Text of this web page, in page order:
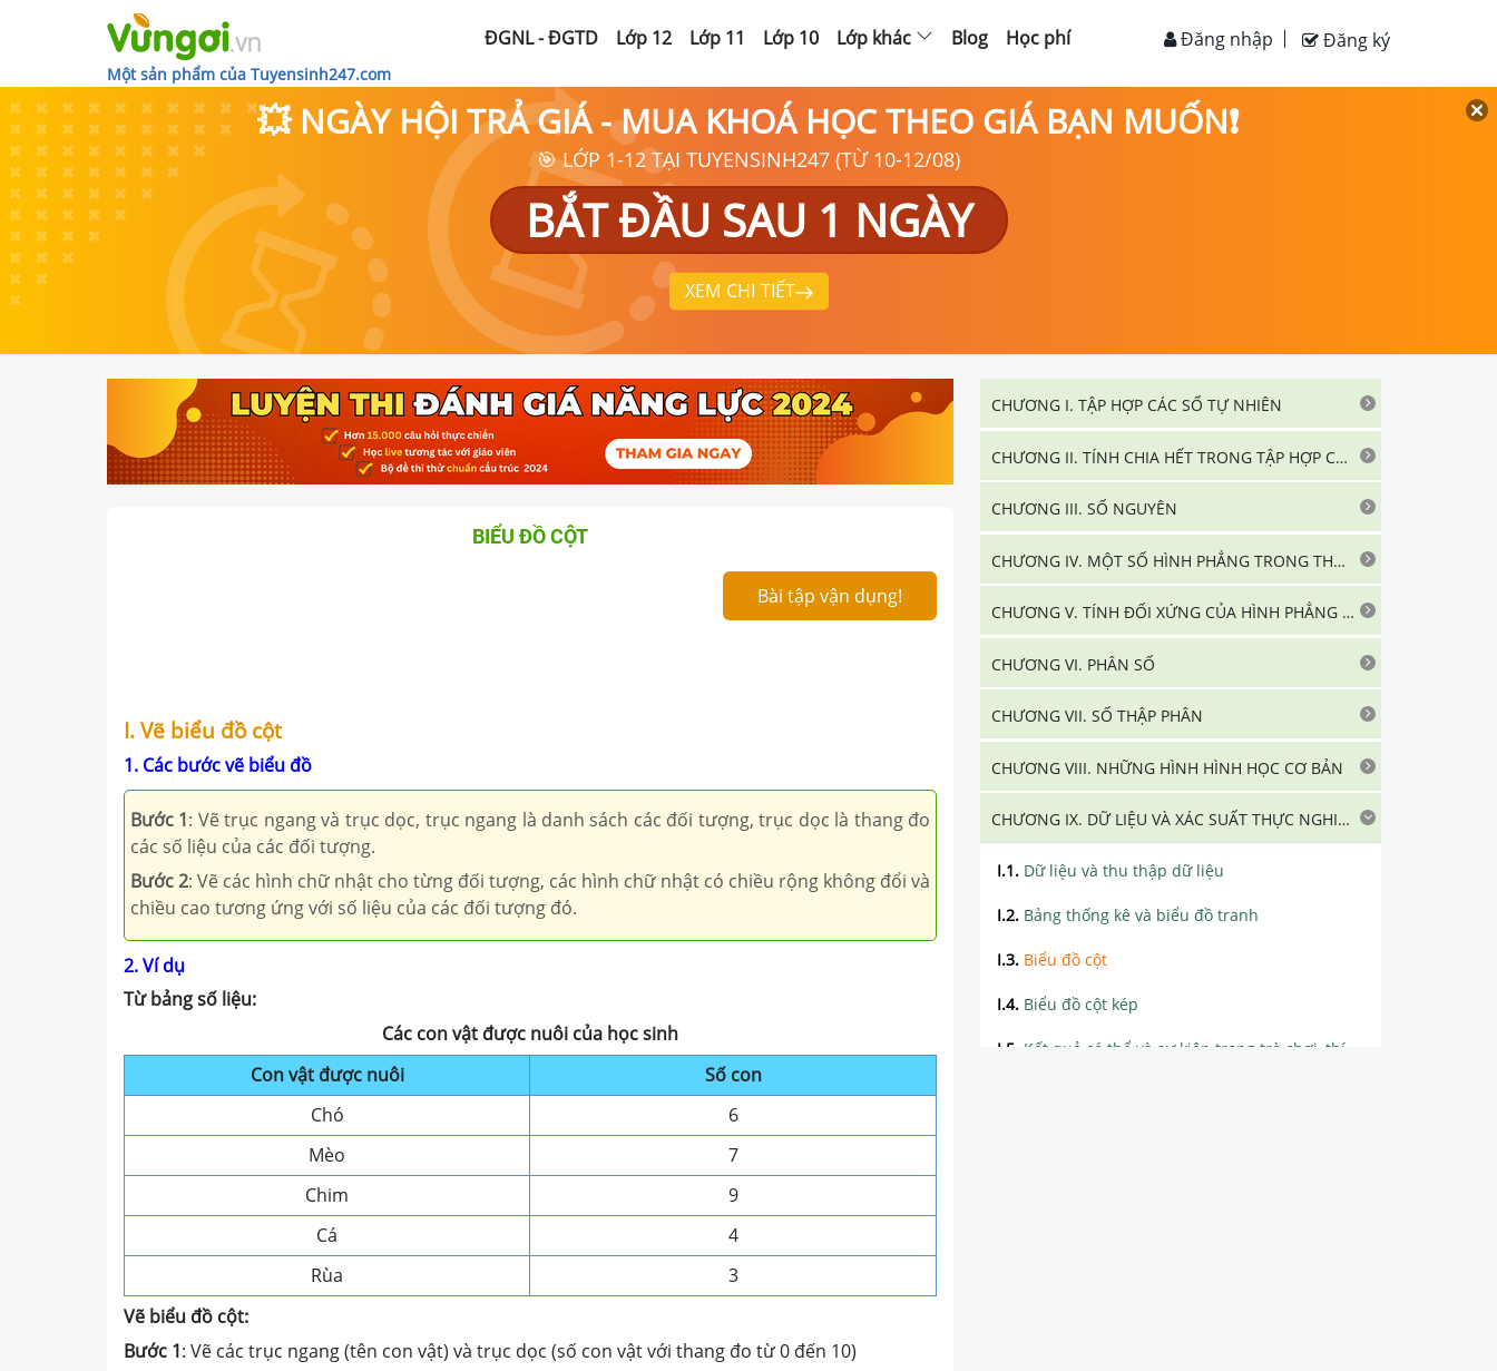
Một sản phẩm của Tuyensinh247.com
ĐGNL - ĐGTD Lớp 12 Lớp 11 Lớp 10 Lớp khác Blog Học phí Đăng ký
Đăng nhập
💥 NGÀY HỘI TRẢ GIÁ - MUA KHOÁ HỌC THEO GIÁ BẠN MUỐN❗
🎯 LỚP 1-12 TẠI TUYENSINH247 (TỪ 10-12/08)
BẮT ĐẦU SAU 1 NGÀY
XEM CHI TIẾT
BIỂU ĐỒ CỘT
Bài tập vận dụng!
I. Vẽ biểu đồ cột
1. Các bước vẽ biểu đồ
Bước 1: Vẽ trục ngang và trục dọc, trục ngang là danh sách các đối tượng, trục dọc là thang đo
các số liệu của các đối tượng.
Bước 2: Vẽ các hình chữ nhật cho từng đối tượng, các hình chữ nhật có chiều rộng không đổi và
chiều cao tương ứng với số liệu của các đối tượng đó.
2. Ví dụ
Từ bảng số liệu:
Các con vật được nuôi của học sinh
Con vật được nuôi
Số con
Chó
6
Mèo
7
Chim
9
Cá
4
Rùa
3
Vẽ biểu đồ cột:
Bước 1: Vẽ các trục ngang (tên con vật) và trục dọc (số con vật với thang đo từ 0 đến 10)
CHƯƠNG I. TẬP HỢP CÁC SỐ TỰ NHIÊN
CHƯƠNG II. TÍNH CHIA HẾT TRONG TẬP HỢP CÁC SỐ TỰ NHIÊN
CHƯƠNG III. SỐ NGUYÊN
CHƯƠNG IV. MỘT SỐ HÌNH PHẲNG TRONG THỰC TIỄN
CHƯƠNG V. TÍNH ĐỐI XỨNG CỦA HÌNH PHẲNG TRONG THỰC TIỄN
CHƯƠNG VI. PHÂN SỐ
CHƯƠNG VII. SỐ THẬP PHÂN
CHƯƠNG VIII. NHỮNG HÌNH HÌNH HỌC CƠ BẢN
CHƯƠNG IX. DỮ LIỆU VÀ XÁC SUẤT THỰC NGHIỆM
I.1. Dữ liệu và thu thập dữ liệu
I.2. Bảng thống kê và biểu đồ tranh
I.3. Biểu đồ cột
I.4. Biểu đồ cột kép
I.5 Kết quả có thể và sự kiện trong trò chơi, thí nghiệm